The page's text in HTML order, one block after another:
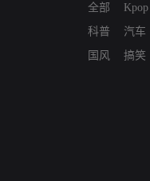
全部
科普
国风
Kpop
汽车
搞笑